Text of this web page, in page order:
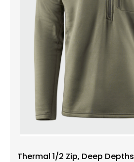
Thermal 1/2 Zip, Deep Depths